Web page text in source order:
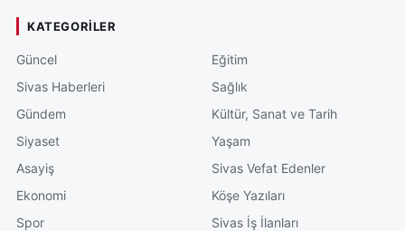
KATEGORILER
Güncel
Sivas Haberleri
Gündem
Siyaset
Asayiş
Ekonomi
Spor
Eğitim
Sağlık
Kültür, Sanat ve Tarih
Yaşam
Sivas Vefat Edenler
Köşe Yazıları
Sivas İş İlanları